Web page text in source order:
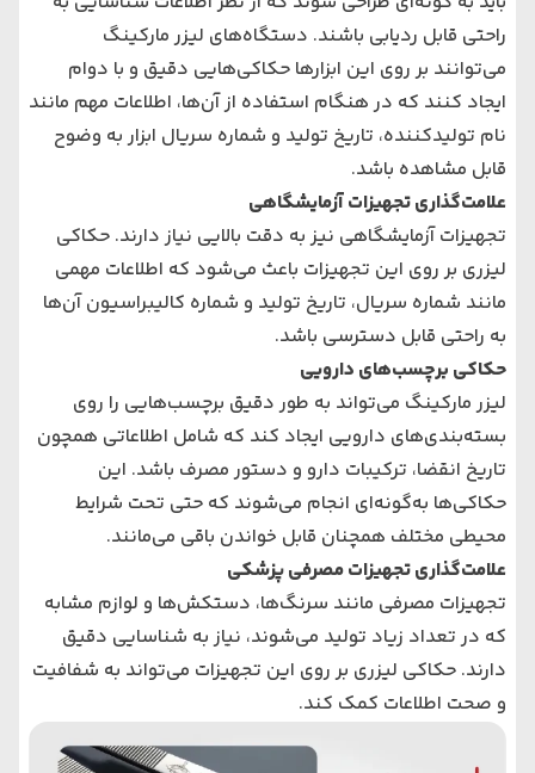
راحتی قابل ردیابی باشند. دستگاه‌های لیزر مارکینگ
می‌توانند بر روی این ابزارها حکاکی‌هایی دقیق و با دوام
ایجاد کنند که در هنگام استفاده از آن‌ها، اطلاعات مهم مانند
نام تولیدکننده، تاریخ تولید و شماره سریال ابزار به وضوح
قابل مشاهده باشد.
علامت‌گذاری تجهیزات آزمایشگاهی
تجهیزات آزمایشگاهی نیز به دقت بالایی نیاز دارند. حکاکی
لیزری بر روی این تجهیزات باعث می‌شود که اطلاعات مهمی
مانند شماره سریال، تاریخ تولید و شماره کالیبراسیون آن‌ها
به راحتی قابل دسترسی باشد.
حکاکی برچسب‌های دارویی
لیزر مارکینگ می‌تواند به طور دقیق برچسب‌هایی را روی
بسته‌بندی‌های دارویی ایجاد کند که شامل اطلاعاتی همچون
تاریخ انقضا، ترکیبات دارو و دستور مصرف باشد. این
حکاکی‌ها به‌گونه‌ای انجام می‌شوند که حتی تحت شرایط
محیطی مختلف همچنان قابل خواندن باقی می‌مانند.
علامت‌گذاری تجهیزات مصرفی پزشکی
تجهیزات مصرفی مانند سرنگ‌ها، دستکش‌ها و لوازم مشابه
که در تعداد زیاد تولید می‌شوند، نیاز به شناسایی دقیق
دارند. حکاکی لیزری بر روی این تجهیزات می‌تواند به شفافیت
و صحت اطلاعات کمک کند.